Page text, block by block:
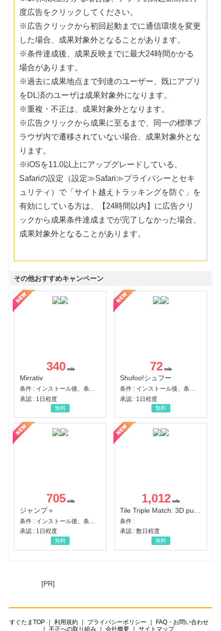
度広告をクリックしてください。
※広告クリックから初回起動までに通信環境を変更
した場合、成果対象外となることがあります。
※条件達成後、成果反映までに最大24時間かかる
場合があります。
※過去に成果地点まで到達のユーザー、既にアプリ
をDL済のユーザは成果対象外になります。
※重複・不正は、成果対象外となります。
※広告クリックから成果に至るまで、同一の標準ブ
ラウザ内で遷移されていない場合、成果対象外とな
ります。
※iOSを11.0以上にアップグレードしている、
Safariの設定（設定≫Safari≫プライバシーとセキ
ュリティ）で「サイト越えトラッキングを防ぐ」を
有効にしている方は、【24時間以内】に広告クリ
ックから成果条件達成までが完了しなかった場合、
成果対象外となることがあります。
その他おすすめキャンペーン
340
Mirrativ
条件 : インストール後、条件達成
承認 : 1日程度
無料
72
Shufoo!シュフー
条件 : インストール後、条件達成
承認 : 1日程度
無料
705
ジャンプ＋
承認 : 1日程度
無料
1,012
条件 :
承認 : 数日程度
無料
[PR]
すぐたまTOP 利用規約 プライバシーポリシー
FAQ・お問い合わせ
不正への取り組み
会社概要 サイトマップ